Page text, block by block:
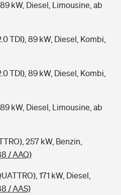
kW, Diesel, Limousine, ab
TDI), 89 kW, Diesel, Kombi,
TDI), 89 kW, Diesel, Kombi,
kW, Diesel, Limousine, ab
257 kW, Benzin,
/ AAQ)
171 kW, Diesel,
/ AAS)